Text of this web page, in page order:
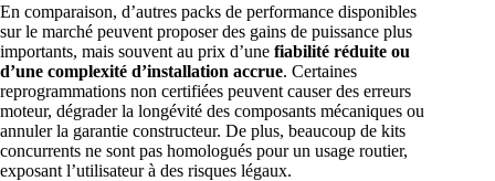
En comparaison, d’autres packs de performance disponibles
sur le marché peuvent proposer des gains de puissance plus
importants, mais souvent au prix d’une fiabilité réduite ou
d’une complexité d’installation accrue. Certaines
reprogrammations non certifiées peuvent causer des erreurs
moteur, dégrader la longévité des composants mécaniques ou
annuler la garantie constructeur. De plus, beaucoup de kits
concurrents ne sont pas homologués pour un usage routier,
exposant l’utilisateur à des risques légaux.